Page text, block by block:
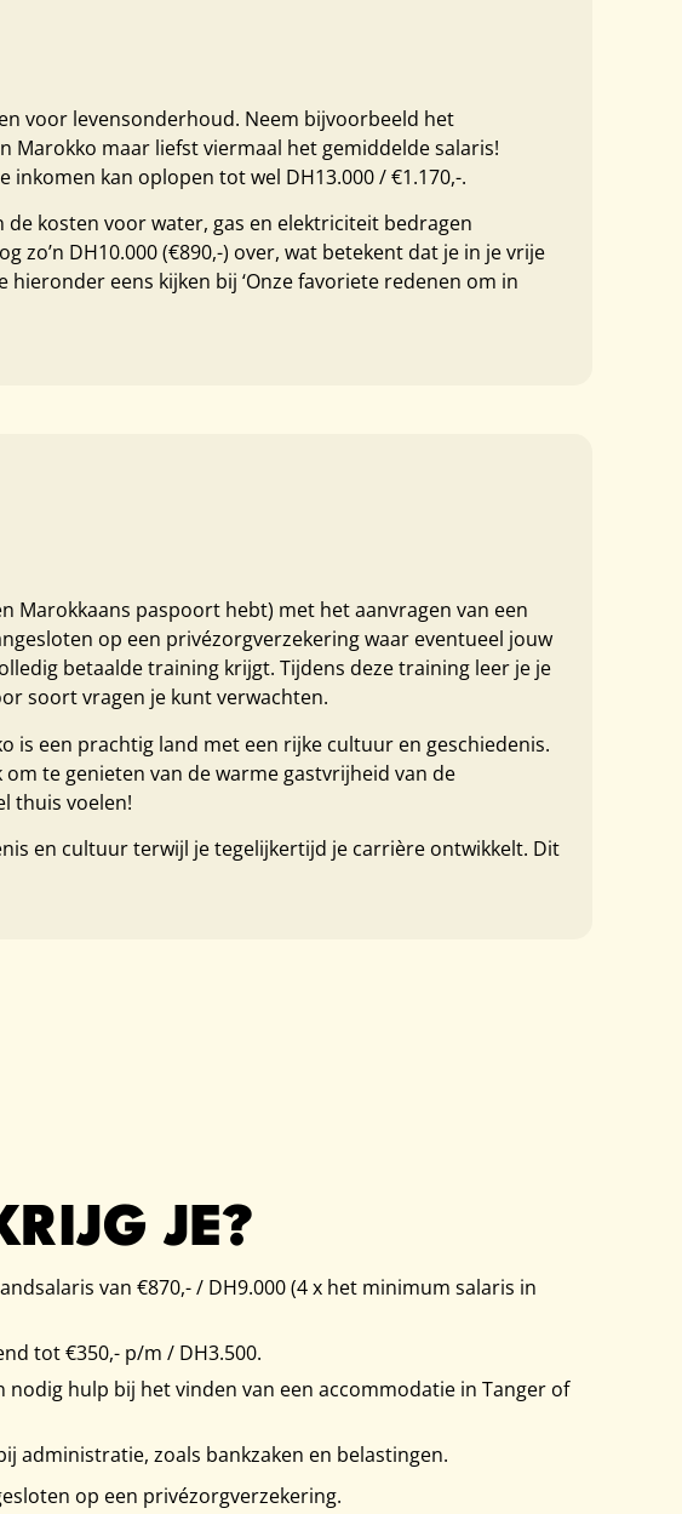
voor levensonderhoud. Neem bijvoorbeeld het
Marokko maar liefst viermaal het gemiddelde salaris!
kan oplopen tot wel DH13.000 / €1.170,-.
de kosten voor water, gas en elektriciteit bedragen
zo’n DH10.000 (€890,-) over, wat betekent dat je in je vrije
eens kijken bij ‘Onze favoriete redenen om in
Marokkaans paspoort hebt) met het aanvragen van een
op een privézorgverzekering waar eventueel jouw
betaalde training krijgt. Tijdens deze training leer je je
soort vragen je kunt verwachten.
is een prachtig land met een rijke cultuur en geschiedenis.
te genieten van de warme gastvrijheid van de
thuis voelen!
en cultuur terwijl je tegelijkertijd je carrière ontwikkelt. Dit
JE?
van €870,- / DH‎9.000 (4 x het minimum salaris in
tot €350,- p/m / DH3.500.
nodig hulp bij het vinden van een accommodatie in Tanger of
administratie, zoals bankzaken en belastingen.
op een privézorgverzekering.